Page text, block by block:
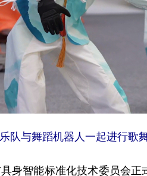
队与舞蹈机器人一起进行歌
智能标准化技术委员会正